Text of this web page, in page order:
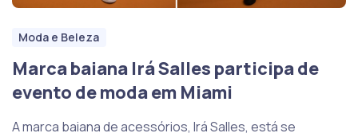
Moda e Beleza
Marca baiana Irá Salles participa de
evento de moda em Miami
A marca baiana de acessórios, Irá Salles, está se